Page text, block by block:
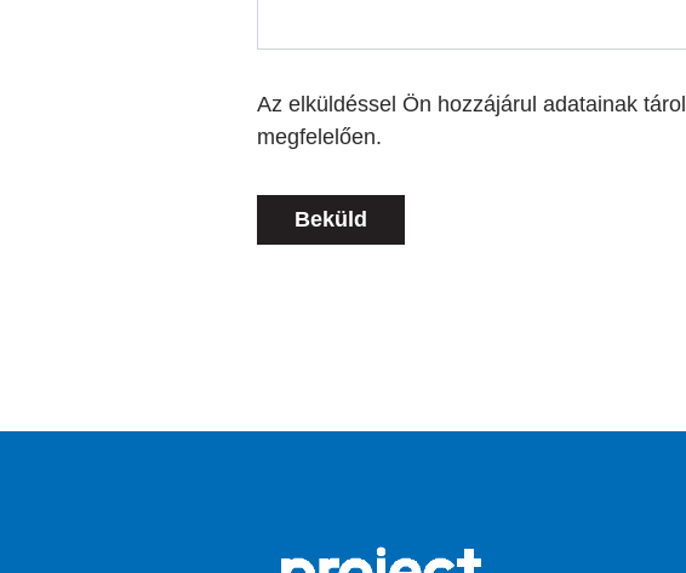
Az elküldéssel Ön hozzájárul adatainak
megfelelően.
Beküld